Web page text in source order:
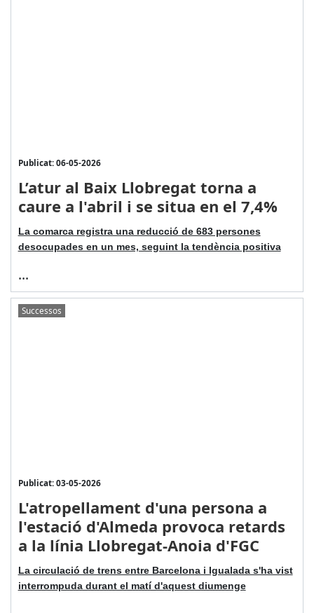
Publicat: 06-05-2026
L’atur al Baix Llobregat torna a
caure a l'abril i se situa en el 7,4%
La comarca registra una reducció de 683 persones
desocupades en un mes, seguint la tendència positiva
...
Successos
Publicat: 03-05-2026
L'atropellament d'una persona a
l'estació d'Almeda provoca retards
a la línia Llobregat-Anoia d'FGC
La circulació de trens entre Barcelona i Igualada s'ha vist
interrompuda durant el matí d'aquest diumenge